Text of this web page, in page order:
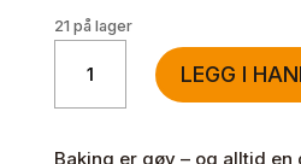
21 på lager
slikkepott
21cm
LEGG I
Baking er gøy – og alltid en